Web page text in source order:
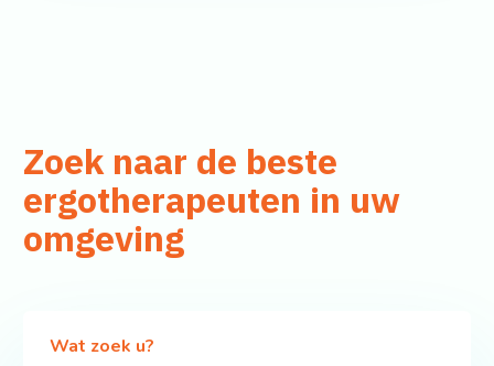
Zoek naar de beste
ergotherapeuten in uw
omgeving
Wat zoek u?